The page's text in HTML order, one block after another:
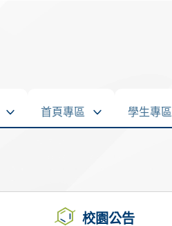
首頁專區 學生專區
校園公告